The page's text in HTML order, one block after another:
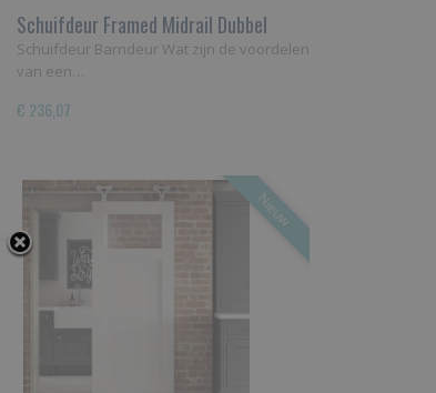
Schuifdeur Framed Midrail Dubbel
Schuifdeur Barndeur Wat zijn de voordelen
van een…
€ 236,07
Nieuw